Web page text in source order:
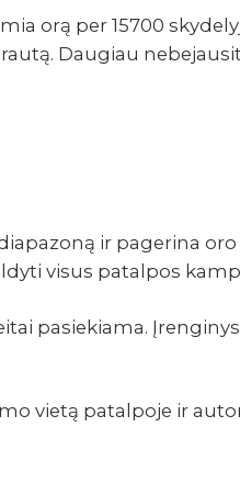
orą per 15700
Daugiau
ir pagerina oro
visus patalpos
pasiekiama.
vietą patalpoje ir